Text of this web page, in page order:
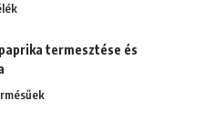
termesztése és